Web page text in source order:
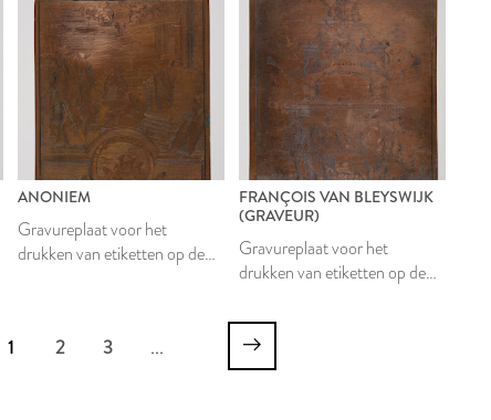
ANONIEM
Gravureplaat voor het
drukken van etiketten op de
FRANÇOIS VAN BLEYSWIJK
(GRAVEUR)
Gravureplaat voor het
drukken van etiketten op de
textielstof
1 2 3 ...